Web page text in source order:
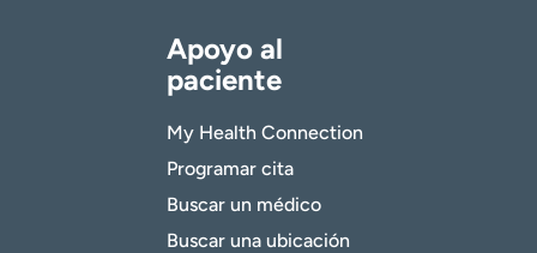
Apoyo al
paciente
My Health Connection
Programar cita
Buscar un médico
Buscar una ubicación